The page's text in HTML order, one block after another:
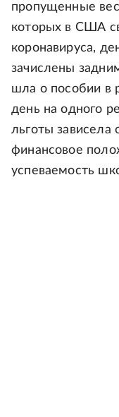
пропущенные
которых в США
коронавируса,
зачислены
шла о пособии в
день на одного
льготы зависела
финансовое
успеваемость